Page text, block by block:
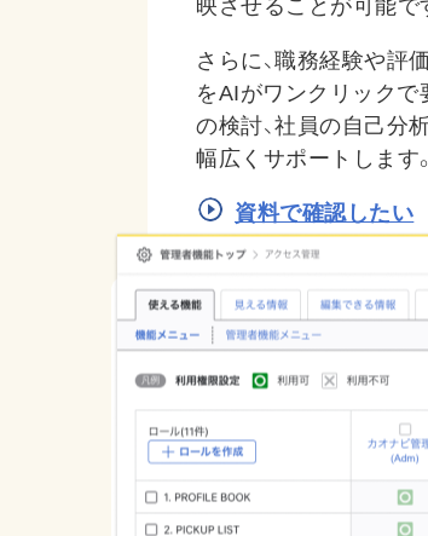
さらに、職務経験や評
をAIがワンクリック
の検討、社員の自己分
幅広くサポートします。
資料で確認したい